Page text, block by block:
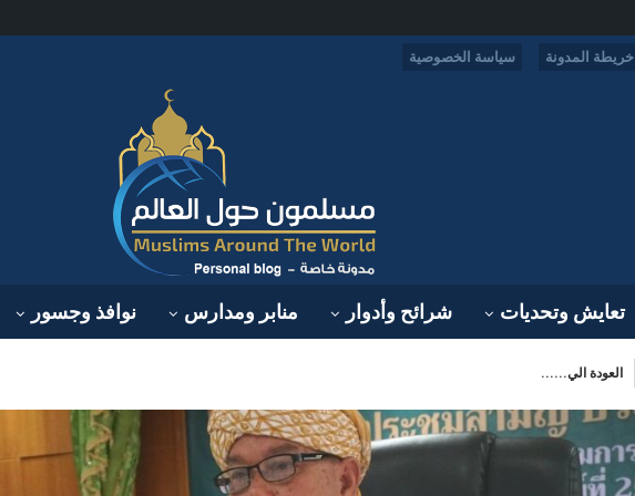
خريطة المدونة سياسة الخصوصية
تعايش وتحديات شرائح وأدوار منابر ومدارس نوافذ وجسور
العودة الي......